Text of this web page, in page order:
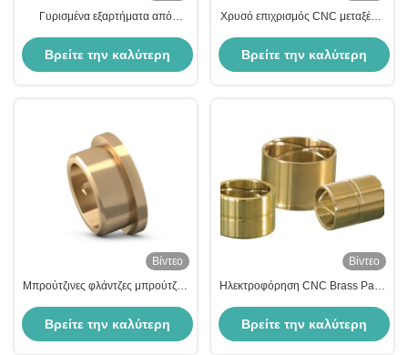
Γυρισμένα εξαρτήματα από
συνδετήρες και βιομηχανίες
αυτοκινήτων
Βρείτε την καλύτερη
Χρυσό επιχρισμός CNC μεταξένια
εξαρτήματα στροφής CNC
Βρείτε την καλύτερη
Βίντεο
Μπρούτζινες φλάντζες μπρούτζου
ακριβείας CNC προσαρμοσμένες
για αυτόματη
Βρείτε την καλύτερη
Βίντεο
Ηλεκτροφόρηση CNC Brass Parts
CNC Machining Parts
Βρείτε την καλύτερη